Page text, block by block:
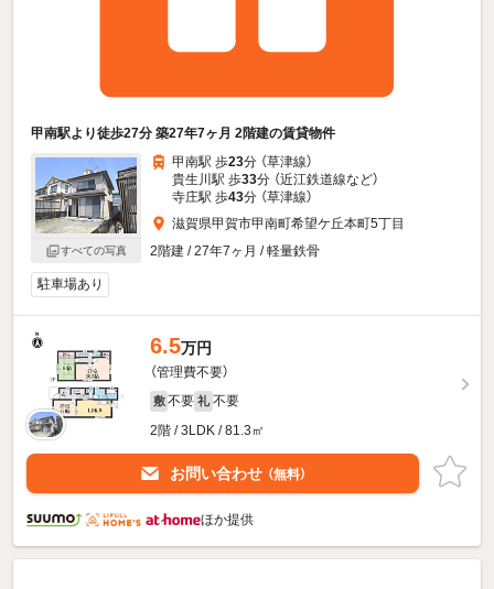
甲南駅より徒歩27分 築27年7ヶ月 2階建の賃貸物件
すべての写真
甲南駅 歩23分 （草津線）
貴生川駅 歩33分 （近江鉄道線など）
寺庄駅 歩43分 （草津線）
滋賀県甲賀市甲南町希望ケ丘本町5丁目
2階建 / 27年7ヶ月 / 軽量鉄骨
駐車場あり
6.5万円
（管理費不要）
敷 不要 礼 不要
2階 / 3LDK / 81.3㎡
お問い合わせ （無料）
ほか提供